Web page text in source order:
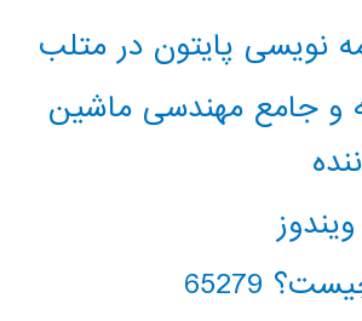
نویسی پایتون در متلب
و جامع مهندسی ماشین
65279